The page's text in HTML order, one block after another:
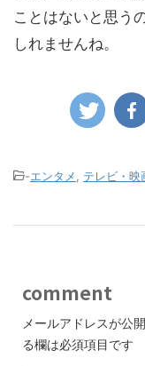
ことはないと思う
しれませんね。
-エンタメ テレビ・映
comment
メールアドレスが公
る欄は必須項目です